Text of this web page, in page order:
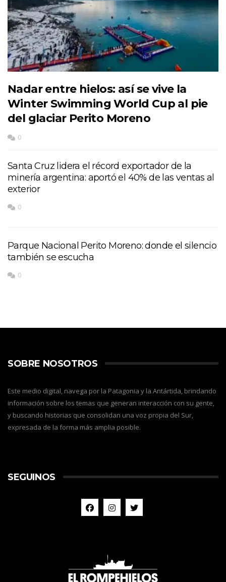
Nadar entre hielos: así se vive la
Winter Swimming World Cup al pie
del glaciar Perito Moreno
0
Santa Cruz lidera el récord exportador de la
minería argentina: aportó el 40% de las ventas al
exterior
0
Parque Nacional Perito Moreno: donde el silencio
también se escucha
0
SOBRE NOSOTROS
Este medio digital, navega por la Patagonia y la Antártida, brindando
información sobre los temas que generan interacción con su gente,
y buscando historias que consolidan una voz propia del Sur,
expresada de la forma más amplia posible.
SEGUINOS